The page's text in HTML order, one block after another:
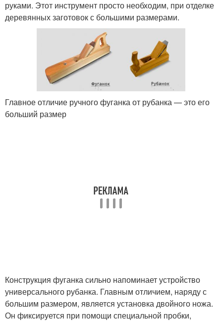
руками. Этот инструмент просто необходим, при отделке
деревянных заготовок с большими размерами.
Главное отличие ручного фуганка от рубанка — это его
больший размер
Конструкция фуганка сильно напоминает устройство
универсального рубанка. Главным отличием, наряду с
большим размером, является установка двойного ножа.
Он фиксируется при помощи специальной пробки,